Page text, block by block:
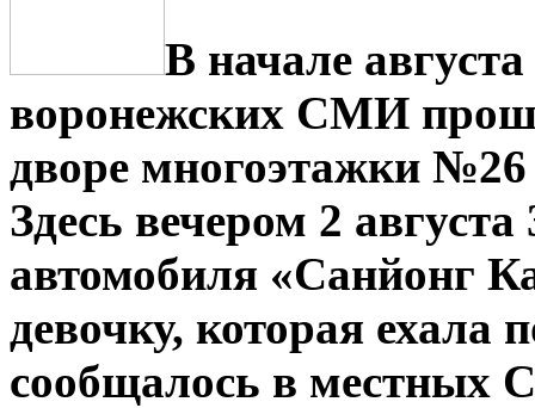
В начале
воронежских СМИ
дворе многоэтажки
Здесь вечером 2
автомобиля «Санйонг
девочку, которая ехала
сообщалось в местных